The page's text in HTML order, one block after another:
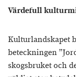
Värdefull
Kulturlandskapet
beteckningen
skogsbruket och